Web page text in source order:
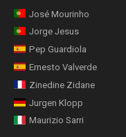
José Mourinho
Jorge Jesus
Pep Guardiola
Ernesto Valverde
Zinedine Zidane
Jurgen Klopp
Maurizio Sarri